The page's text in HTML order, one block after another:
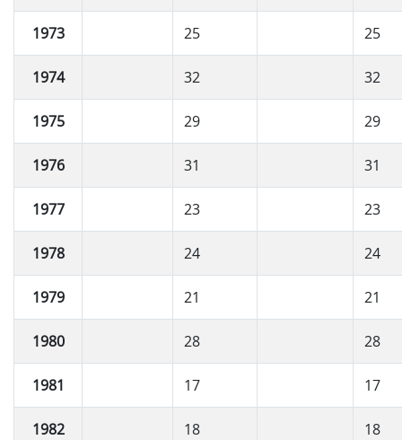
1973 25 25
1974 32 32
1975 29 29
1976 31 31
1977 23 23
1978 24 24
1979 21 21
1980 28 28
1981 17 17
1982 18 18